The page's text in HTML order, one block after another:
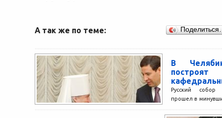
А так же по теме:
В
Русский собор
прошел в
славянской